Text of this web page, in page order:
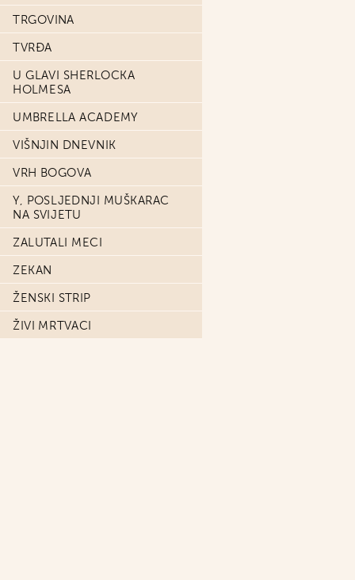
TRGOVINA
TVRĐA
U GLAVI SHERLOCKA
HOLMESA
UMBRELLA ACADEMY
VIŠNJIN DNEVNIK
VRH BOGOVA
Y, POSLJEDNJI MUŠKARAC
NA SVIJETU
ZALUTALI MECI
ZEKAN
ŽENSKI STRIP
ŽIVI MRTVACI